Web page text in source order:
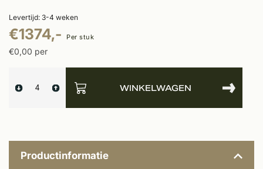
Levertijd: 3-4 weken
€1374,- Per stuk
€0,00 per
WINKELWAGEN
Productinformatie